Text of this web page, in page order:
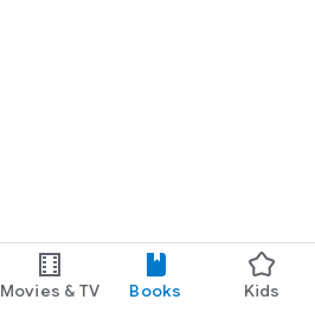
Movies & TV Books Kids